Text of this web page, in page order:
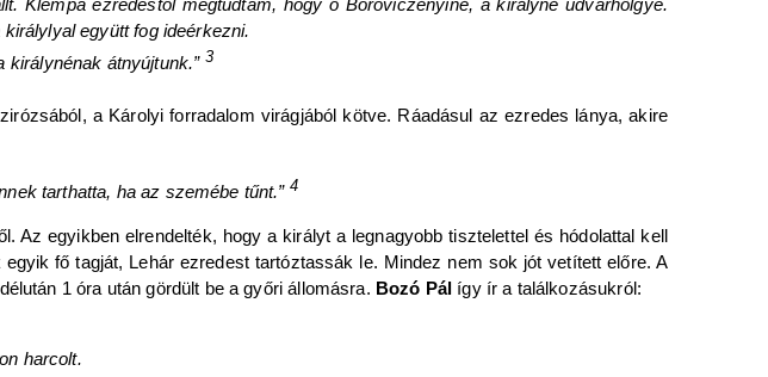
együtt fog ideérkezni.
átnyújtunk.” 3
a Károlyi forradalom virágjából kötve. Ráadásul az ezredes lánya, akire
tarthatta, ha az szemébe tűnt.” 4
egyikben elrendelték, hogy a királyt a legnagyobb tisztelettel és hódolattal kell
fő tagját, Lehár ezredest tartóztassák le. Mindez nem sok jót vetített előre. A
1 óra után gördült be a győri állomásra. Bozó Pál így ír a találkozásukról:
harcolt.